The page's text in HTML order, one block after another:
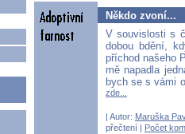
Někdo zvoní...
V souvislosti s
dobou bdění,
příchod našeho
mě napadla
bych se s vámi
zde...
| Autor: Maruška
přečtení | Počet